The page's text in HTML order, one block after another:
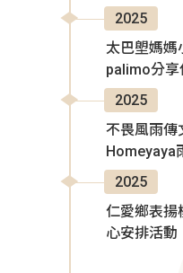
2025
太巴塱媽媽
palimo分享
2025
不畏風雨傳
Homeyaya
2025
仁愛鄉表揚
心安排活動